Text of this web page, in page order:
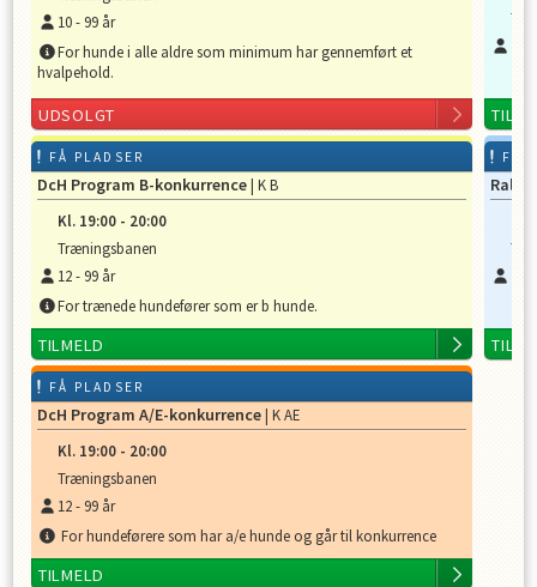
10- 99år
For hunde i alle aldre som minimum har gennemført et
hvalpehold.
UDSOLGT
FÅ PLADSER
DcH Program B-konkurrence| K B
Kl. 19:00 - 20:00
Træningsbanen
12- 99år
For trænede hundefører som er b hunde.
TILMELD
FÅ PLADSER
DcH Program A/E-konkurrence| K AE
Kl. 19:00 - 20:00
Træningsbanen
12- 99år
For hundeførere som har a/e hunde og går til konkurrence
TILMELD
FÅ
Rally